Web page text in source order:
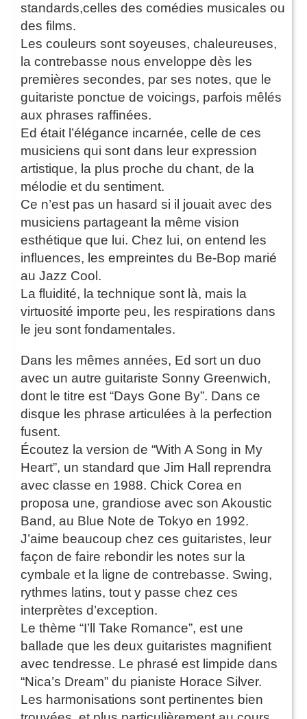
standards,celles des comédies musicales ou
des films.
Les couleurs sont soyeuses, chaleureuses,
la contrebasse nous enveloppe dès les
premières secondes, par ses notes, que le
guitariste ponctue de voicings, parfois mêlés
aux phrases raffinées.
Ed était l’élégance incarnée, celle de ces
musiciens qui sont dans leur expression
artistique, la plus proche du chant, de la
mélodie et du sentiment.
Ce n’est pas un hasard si il jouait avec des
musiciens partageant la même vision
esthétique que lui. Chez lui, on entend les
influences, les empreintes du Be-Bop marié
au Jazz Cool.
La fluidité, la technique sont là, mais la
virtuosité importe peu, les respirations dans
le jeu sont fondamentales.
Dans les mêmes années, Ed sort un duo
avec un autre guitariste Sonny Greenwich,
dont le titre est “Days Gone By”. Dans ce
disque les phrase articulées à la perfection
fusent.
Écoutez la version de “With A Song in My
Heart”, un standard que Jim Hall reprendra
avec classe en 1988. Chick Corea en
proposa une, grandiose avec son Akoustic
Band, au Blue Note de Tokyo en 1992.
J’aime beaucoup chez ces guitaristes, leur
façon de faire rebondir les notes sur la
cymbale et la ligne de contrebasse. Swing,
rythmes latins, tout y passe chez ces
interprètes d’exception.
Le thème “I’ll Take Romance”, est une
ballade que les deux guitaristes magnifient
avec tendresse. Le phrasé est limpide dans
“Nica’s Dream” du pianiste Horace Silver.
Les harmonisations sont pertinentes bien